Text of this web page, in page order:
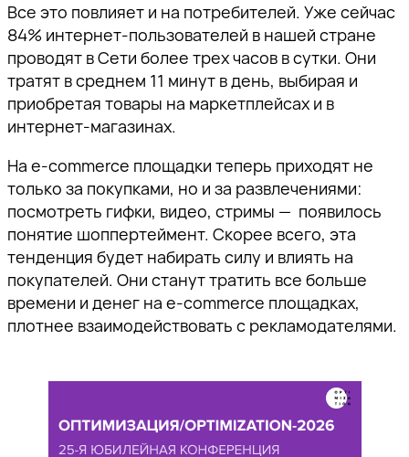
Все это повлияет и на потребителей. Уже сейчас
84% интернет-пользователей в нашей стране
проводят в Сети более трех часов в сутки. Они
тратят в среднем 11 минут в день, выбирая и
приобретая товары на маркетплейсах и в
интернет-магазинах.
На e-commerce площадки теперь приходят не
только за покупками, но и за развлечениями:
посмотреть гифки, видео, стримы — появилось
понятие шоппертеймент. Скорее всего, эта
тенденция будет набирать силу и влиять на
покупателей. Они станут тратить все больше
времени и денег на e-commerce площадках,
плотнее взаимодействовать с рекламодателями.